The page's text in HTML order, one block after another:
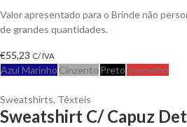
Valor apresentado para o Brinde não
de grandes quantidades.
€55,23 C/ IVA
Azul Marinho Cinzento PretoVermelho
Sweatshirts, Têxteis
Sweatshirt C/ Capuz